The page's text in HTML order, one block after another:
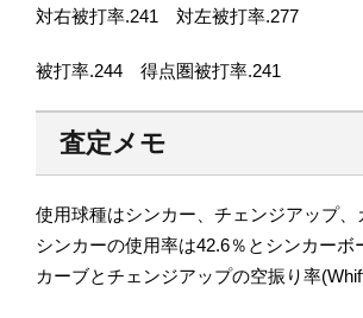
対右被打率.241 対左被打率.277
被打率.244 得点圏被打率.241
査定メモ
使用球種はシンカー、チェンジアップ、
シンカーの使用率は42.6％とシンカーボ
カーブとチェンジアップの空振り率